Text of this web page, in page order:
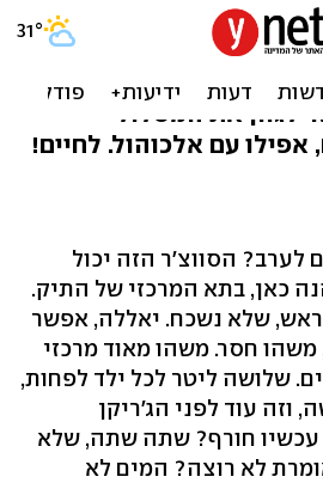
אבל מי אמר שחייבים
לגוון את המסלול
עם אלכוהול. לחיים!
הסווצ'ר הזה יכול
כאן, בתא המרכזי של התיק.
שלא נשכח. יאללה, אפשר
משהו חסר. משהו מאוד מרכזי
שלושה ליטר לכל ילד לפחות,
וזה עוד לפני הג'ריקן
חורף? שתה שתה, שלא
לא רוצה? המים לא